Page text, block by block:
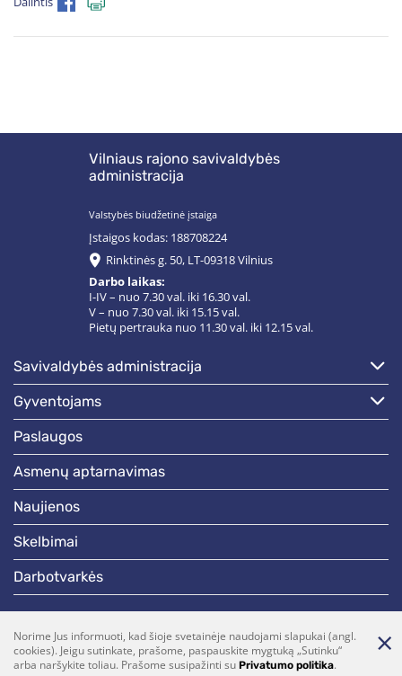
Vilniaus rajono savivaldybės
administracija
Valstybės biudžetinė įstaiga
Įstaigos kodas: 188708224
Rinktinės g. 50, LT-09318 Vilnius
Darbo laikas:
I-IV – nuo 7.30 val. iki 16.30 val.
V – nuo 7.30 val. iki 15.15 val.
Pietų pertrauka nuo 11.30 val. iki 12.15 val.
savivaldybės administracija
gyventojams
paslaugos
asmenų aptarnavimas
naujienos
skelbimai
darbotvarkės
(0 5)  275 1990 vrsa@vrsa.lt
Norime Jus informuoti, kad šioje svetainėje naudojami slapukai (angl.
cookies). Jeigu sutinkate, prašome, paspauskite mygtuką „Sutinku“
arba naršykite toliau. Prašome susipažinti su Privatumo politika.